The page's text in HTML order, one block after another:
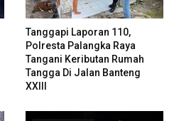
Tanggapi Laporan 110,
Polresta Palangka Raya
Tangani Keributan Rumah
Tangga Di Jalan Banteng
XXIII